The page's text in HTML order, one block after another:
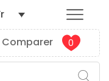
Comparer 0